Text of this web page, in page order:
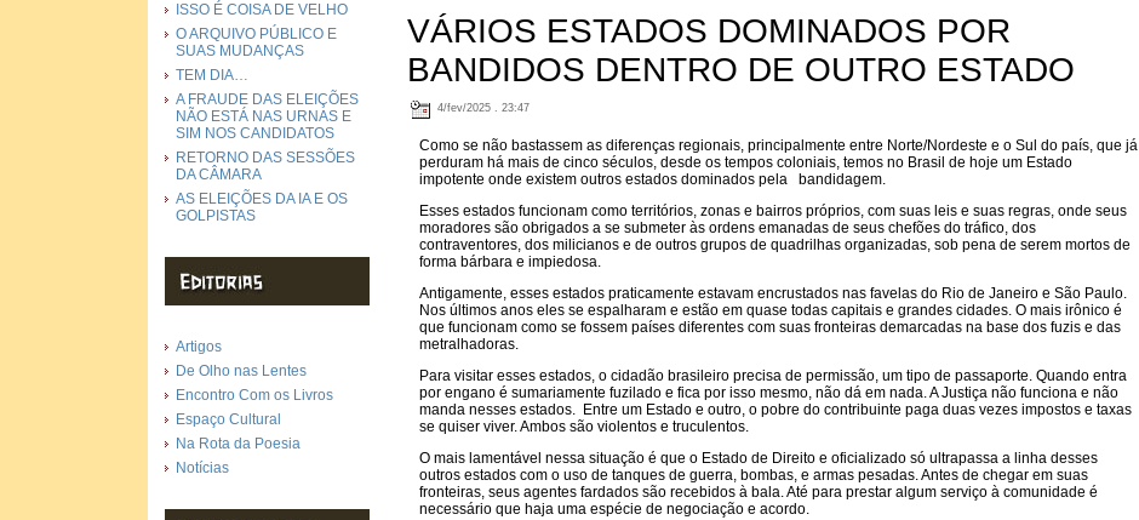
ISSO É COISA DE VELHO
O ARQUIVO PÚBLICO E
SUAS MUDANÇAS
TEM DIA…
A FRAUDE DAS ELEIÇÕES
NÃO ESTÁ NAS URNAS E
SIM NOS CANDIDATOS
RETORNO DAS SESSÕES
DA CÂMARA
AS ELEIÇÕES DA IA E OS
GOLPISTAS
Artigos
De Olho nas Lentes
Encontro Com os Livros
Espaço Cultural
Na Rota da Poesia
Notícias
VÁRIOS ESTADOS DOMINADOS POR
BANDIDOS DENTRO DE OUTRO ESTADO
4/fev/2025 . 23:47
Como se não bastassem as diferenças regionais, principalmente entre Norte/Nordeste e o Sul do país, que já
perduram há mais de cinco séculos, desde os tempos coloniais, temos no Brasil de hoje um Estado
impotente onde existem outros estados dominados pela bandidagem.
Esses estados funcionam como territórios, zonas e bairros próprios, com suas leis e suas regras, onde seus
moradores são obrigados a se submeter às ordens emanadas de seus chefões do tráfico, dos
contraventores, dos milicianos e de outros grupos de quadrilhas organizadas, sob pena de serem mortos de
forma bárbara e impiedosa.
Antigamente, esses estados praticamente estavam encrustados nas favelas do Rio de Janeiro e São Paulo.
Nos últimos anos eles se espalharam e estão em quase todas capitais e grandes cidades. O mais irônico é
que funcionam como se fossem países diferentes com suas fronteiras demarcadas na base dos fuzis e das
metralhadoras.
Para visitar esses estados, o cidadão brasileiro precisa de permissão, um tipo de passaporte. Quando entra
por engano é sumariamente fuzilado e fica por isso mesmo, não dá em nada. A Justiça não funciona e não
manda nesses estados. Entre um Estado e outro, o pobre do contribuinte paga duas vezes impostos e taxas
se quiser viver. Ambos são violentos e truculentos.
O mais lamentável nessa situação é que o Estado de Direito e oficializado só ultrapassa a linha desses
outros estados com o uso de tanques de guerra, bombas, e armas pesadas. Antes de chegar em suas
fronteiras, seus agentes fardados são recebidos à bala. Até para prestar algum serviço à comunidade é
necessário que haja uma espécie de negociação e acordo.